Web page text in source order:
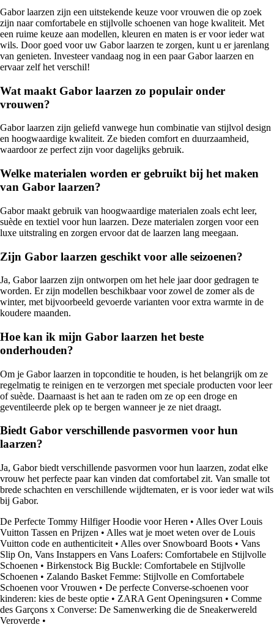
Gabor laarzen zijn een uitstekende keuze voor vrouwen die op zoek
zijn naar comfortabele en stijlvolle schoenen van hoge kwaliteit. Met
een ruime keuze aan modellen, kleuren en maten is er voor ieder wat
wils. Door goed voor uw Gabor laarzen te zorgen, kunt u er jarenlang
van genieten. Investeer vandaag nog in een paar Gabor laarzen en
ervaar zelf het verschil!
Wat maakt Gabor laarzen zo populair onder
vrouwen?
Gabor laarzen zijn geliefd vanwege hun combinatie van stijlvol design
en hoogwaardige kwaliteit. Ze bieden comfort en duurzaamheid,
waardoor ze perfect zijn voor dagelijks gebruik.
Welke materialen worden er gebruikt bij het maken
van Gabor laarzen?
Gabor maakt gebruik van hoogwaardige materialen zoals echt leer,
suède en textiel voor hun laarzen. Deze materialen zorgen voor een
luxe uitstraling en zorgen ervoor dat de laarzen lang meegaan.
Zijn Gabor laarzen geschikt voor alle seizoenen?
Ja, Gabor laarzen zijn ontworpen om het hele jaar door gedragen te
worden. Er zijn modellen beschikbaar voor zowel de zomer als de
winter, met bijvoorbeeld gevoerde varianten voor extra warmte in de
koudere maanden.
Hoe kan ik mijn Gabor laarzen het beste
onderhouden?
Om je Gabor laarzen in topconditie te houden, is het belangrijk om ze
regelmatig te reinigen en te verzorgen met speciale producten voor leer
of suède. Daarnaast is het aan te raden om ze op een droge en
geventileerde plek op te bergen wanneer je ze niet draagt.
Biedt Gabor verschillende pasvormen voor hun
laarzen?
Ja, Gabor biedt verschillende pasvormen voor hun laarzen, zodat elke
vrouw het perfecte paar kan vinden dat comfortabel zit. Van smalle tot
brede schachten en verschillende wijdtematen, er is voor ieder wat wils
bij Gabor.
De Perfecte Tommy Hilfiger Hoodie voor Heren • Alles Over Louis
Vuitton Tassen en Prijzen • Alles wat je moet weten over de Louis
Vuitton code en authenticiteit • Alles over Snowboard Boots • Vans
Slip On, Vans Instappers en Vans Loafers: Comfortabele en Stijlvolle
Schoenen • Birkenstock Big Buckle: Comfortabele en Stijlvolle
Schoenen • Zalando Basket Femme: Stijlvolle en Comfortabele
Schoenen voor Vrouwen • De perfecte Converse-schoenen voor
kinderen: kies de beste optie • ZARA Gent Openingsuren • Comme
des Garçons x Converse: De Samenwerking die de Sneakerwereld
Veroverde •